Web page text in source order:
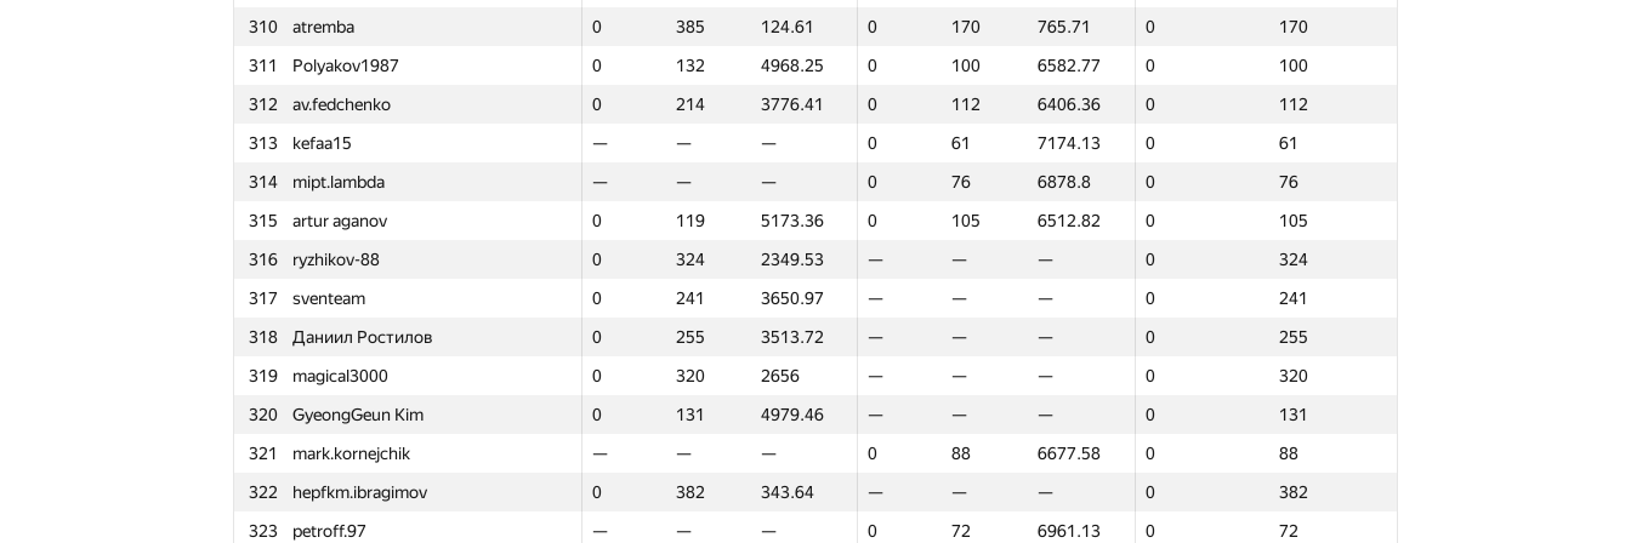
310 atremba 0 385 124.61 0 170 765.71 0
170
311
Polyakov1987 0 132 4968.25 0 100 6582.77 0
100
312
av.fedchenko 0 214 3776.41 0 112 6406.36 0
112
313
kefaa15 — — — 0 61 7174.13 0
61
314
mipt.lambda — — — 0 76 6878.8 0
76
315
artur aganov 0 119 5173.36 0 105 6512.82 0
105
316
ryzhikov-88 0 324 2349.53 — — — 0
324
317
sventeam 0 241 3650.97 — — — 0
241
318
Даниил Ростилов 0 255 3513.72 — — — 0
255
319
magical3000 0 320 2656 — — — 0
320
320
GyeongGeun Kim 0 131 4979.46 — — — 0
131
321
mark.kornejchik — — — 0 88 6677.58 0
88
322
hepfkm.ibragimov 0 382 343.64 — — — 0
382
323
petroff.97 — — — 0 72 6961.13 0
72
№ Қатысушы 1 Барлығы
GP30 Орын Ұпайлар NGP30 Sum Мин. орын